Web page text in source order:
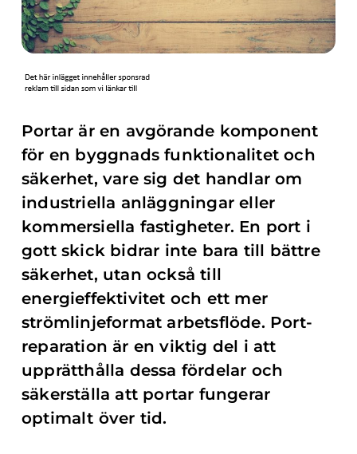
Portar är en avgörande komponent
för en byggnads funktionalitet och
säkerhet, vare sig det handlar om
industriella anläggningar eller
kommersiella fastigheter. En port i
gott skick bidrar inte bara till bättre
säkerhet, utan också till
energieffektivitet och ett mer
strömlinjeformat arbetsflöde. Port-
reparation är en viktig del i att
upprätthålla dessa fördelar och
säkerställa att portar fungerar
optimalt över tid.